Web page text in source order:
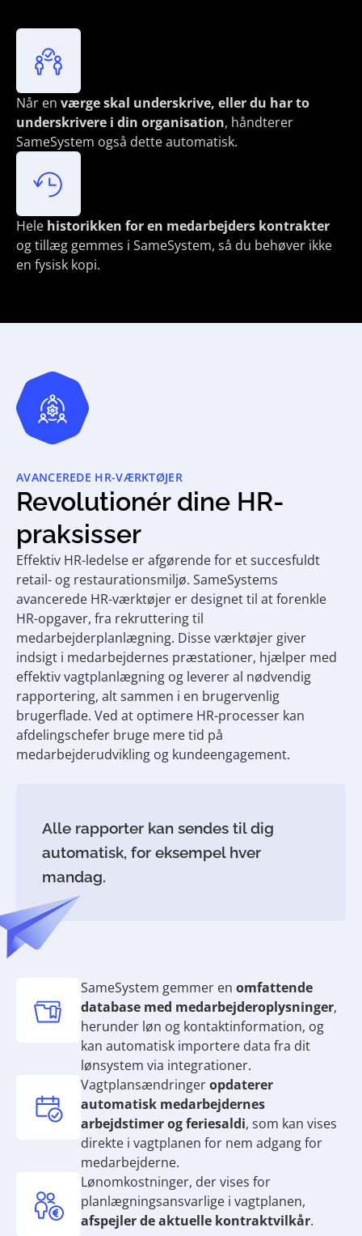
Når en værge skal underskrive, eller du har to
underskrivere i din organisation, håndterer
SameSystem også dette automatisk.
Hele historikken for en medarbejders kontrakter
og tillæg gemmes i SameSystem, så du behøver ikke
en fysisk kopi.
AVANCEREDE HR-VÆRKTØJER
Revolutionér dine HR-
praksisser
Effektiv HR-ledelse er afgørende for et succesfuldt
retail- og restaurationsmiljø. SameSystems
avancerede HR-værktøjer er designet til at forenkle
HR-opgaver, fra rekruttering til
medarbejderplanlægning. Disse værktøjer giver
indsigt i medarbejdernes præstationer, hjælper med
effektiv vagtplanlægning og leverer al nødvendig
rapportering, alt sammen i en brugervenlig
brugerflade. Ved at optimere HR-processer kan
afdelingschefer bruge mere tid på
medarbejderudvikling og kundeengagement.
Alle rapporter kan sendes til dig
automatisk, for eksempel hver
mandag.
SameSystem gemmer en omfattende
database med medarbejderoplysninger,
herunder løn og kontaktinformation, og
kan automatisk importere data fra dit
lønsystem via integrationer.
Vagtplansændringeropdaterer
automatisk medarbejdernes
arbejdstimer og feriesaldi, som kan vises
direkte i vagtplanen for nem adgang for
medarbejderne.
Lønomkostninger, der vises for
planlægningsansvarlige i vagtplanen,
afspejler de aktuelle kontraktvilkår.